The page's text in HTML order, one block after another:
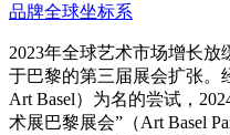
品牌全球坐标系
2023年全球艺术市场增长放
于巴黎的第三届展会扩张。
Art Basel）为名的尝试，
术展巴黎展会”（Art Basel